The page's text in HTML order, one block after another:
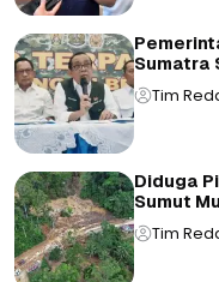
Sumatra
Tim
Diduga
Sumut
Tim